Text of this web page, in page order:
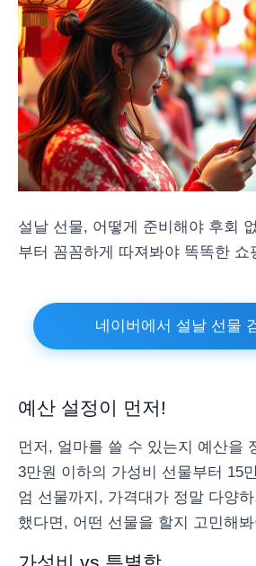
설날 선물, 어떻게 준비해야 후회
부터 꼼꼼하게 따져봐야 똑똑한 쇼
네이버에서 설날 선물
예산 설정이 먼저!
먼저, 얼마를 쓸 수 있는지 예산을
3만원 이하의 가성비 선물부터 15
엄 선물까지, 가격대가 정말 다양
했다면, 어떤 선물을 할지 고민해